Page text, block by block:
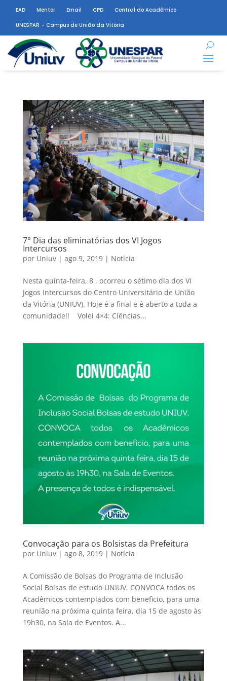
EAD Mentor Email CPD
Central do Acadêmico
UNESPAR – Campus de União da Vitória
7° Dia das eliminatórias dos VI Jogos
Intercursos
por Uniuv| ago 9, 2019| Notícia
Nesta quinta-feira, 8 , ocorreu o sétimo dia dos VI
Jogos Intercursos do Centro Universitário de União
da Vitória (UNIUV). Hoje é a final e é aberto a toda a
comunidade!! Volei 4×4: Ciências...
Convocação para os Bolsistas da Prefeitura
por Uniuv| ago 8, 2019| Notícia
A Comissão de Bolsas do Programa de Inclusão
Social Bolsas de estudo UNIUV, CONVOCA todos os
Acadêmicos contemplados com beneficio, para uma
reunião na próxima quinta feira, dia 15 de agosto às
19h30, na Sala de Eventos. A...